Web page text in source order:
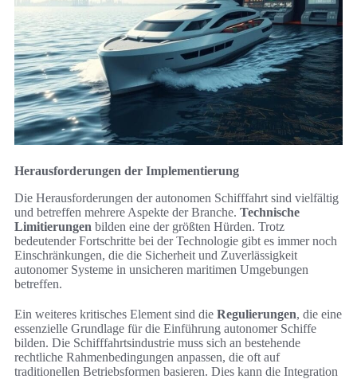
Herausforderungen der Implementierung
Die Herausforderungen der autonomen Schifffahrt sind vielfältig
und betreffen mehrere Aspekte der Branche. Technische
Limitierungen bilden eine der größten Hürden. Trotz
bedeutender Fortschritte bei der Technologie gibt es immer noch
Einschränkungen, die die Sicherheit und Zuverlässigkeit
autonomer Systeme in unsicheren maritimen Umgebungen
betreffen.
Ein weiteres kritisches Element sind die Regulierungen, die eine
essenzielle Grundlage für die Einführung autonomer Schiffe
bilden. Die Schifffahrtsindustrie muss sich an bestehende
rechtliche Rahmenbedingungen anpassen, die oft auf
traditionellen Betriebsformen basieren. Dies kann die Integration